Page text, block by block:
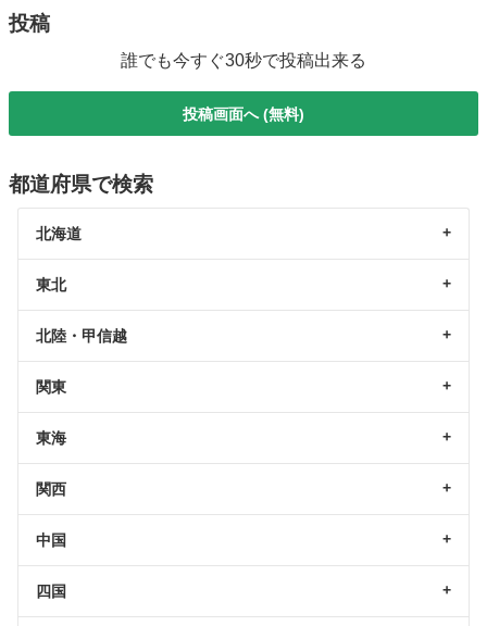
投稿
誰でも今すぐ30秒で投稿出来る
投稿画面へ (無料)
都道府県で検索
北海道
東北
北陸・甲信越
関東
東海
関西
中国
四国